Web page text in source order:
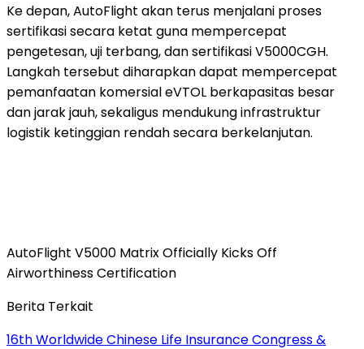
Ke depan, AutoFlight akan terus menjalani proses
sertifikasi secara ketat guna mempercepat
pengetesan, uji terbang, dan sertifikasi V5000CGH.
Langkah tersebut diharapkan dapat mempercepat
pemanfaatan komersial eVTOL berkapasitas besar
dan jarak jauh, sekaligus mendukung infrastruktur
logistik ketinggian rendah secara berkelanjutan.
AutoFlight V5000 Matrix Officially Kicks Off
Airworthiness Certification
Berita Terkait
16th Worldwide Chinese Life Insurance Congress &